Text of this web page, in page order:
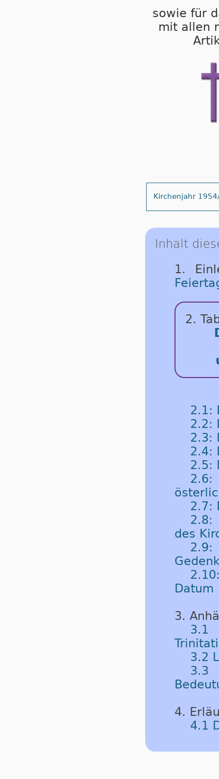
sowie für
mit allen
Kirchenjahr
Inhalt
1.
2.
2.1:
2.2:
2.3:
2.4:
2.5:
2.7:
2.8:
des
Datum
3.
3.1
3.2
3.3
4.
4.1